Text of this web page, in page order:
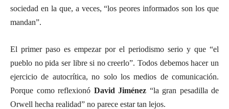
sociedad en la que, a veces, “los peores informados son los que
mandan”.
El primer paso es empezar por el periodismo serio y que “el
pueblo no pida ser libre si no creerlo”. Todos debemos hacer un
ejercicio de autocrítica, no solo los medios de comunicación.
Porque como reflexionó David Jiménez “la gran pesadilla de
Orwell hecha realidad” no parece estar tan lejos.